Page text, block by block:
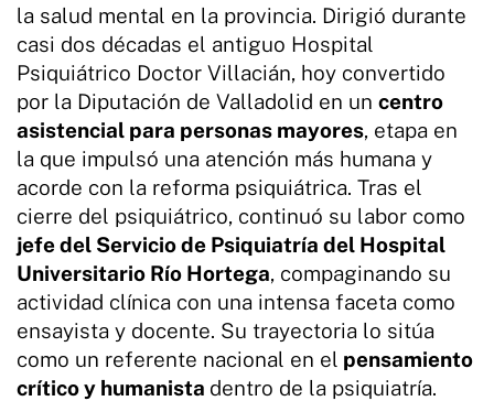
la salud mental en la provincia. Dirigió durante
casi dos décadas el antiguo Hospital
Psiquiátrico Doctor Villacián, hoy convertido
por la Diputación de Valladolid en un centro
asistencial para personas mayores, etapa en
la que impulsó una atención más humana y
acorde con la reforma psiquiátrica. Tras el
cierre del psiquiátrico, continuó su labor como
jefe del Servicio de Psiquiatría del Hospital
Universitario Río Hortega, compaginando su
actividad clínica con una intensa faceta como
ensayista y docente. Su trayectoria lo sitúa
como un referente nacional en el pensamiento
crítico y humanista dentro de la psiquiatría.